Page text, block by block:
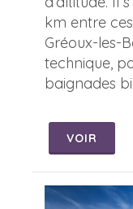
km entre
Gréoux-les-
technique,
baignades
VOIR